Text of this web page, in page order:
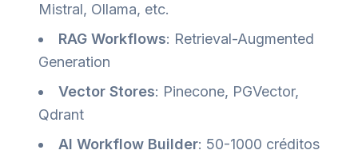
Mistral, Ollama, etc.
RAG Workflows: Retrieval-Augmented
Generation
Vector Stores: Pinecone, PGVector,
Qdrant
AI Workflow Builder: 50-1000 créditos